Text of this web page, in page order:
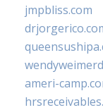
jmpbliss.com
ameri-